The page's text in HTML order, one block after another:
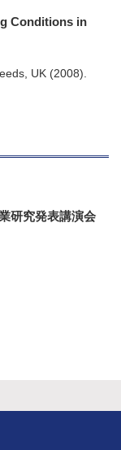
Conditions in
UK (2008)
研究発表講演会